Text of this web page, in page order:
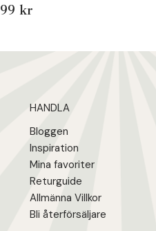
kr
HANDLA
Bloggen
Inspiration
Mina favoriter
Returguide
Allmänna Villkor
Bli återförsäljare